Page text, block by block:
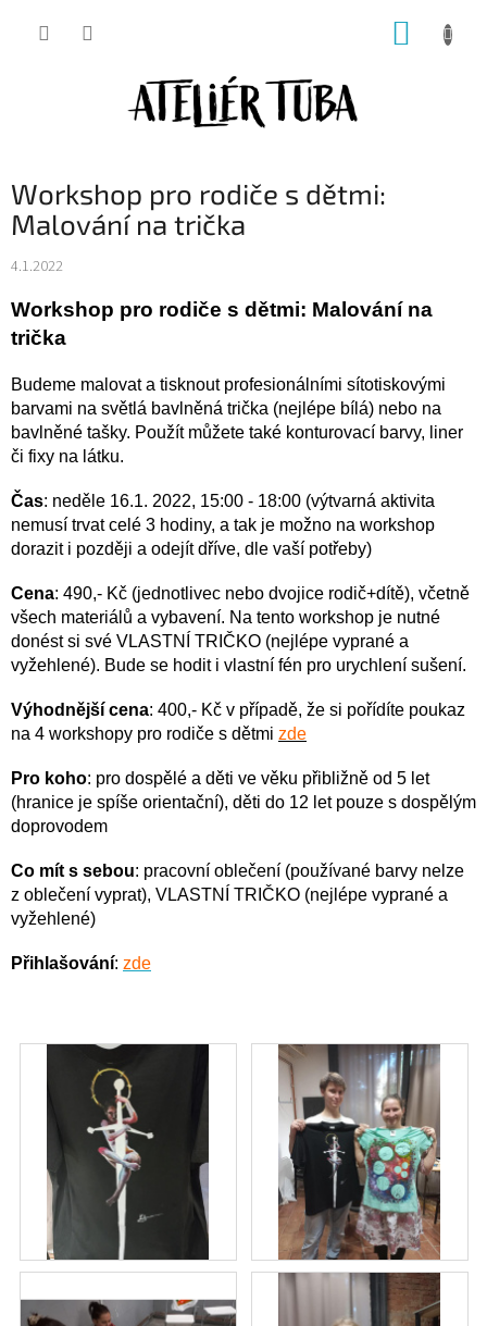
Workshop pro rodiče s dětmi:
Malování na trička
4.1.2022
Workshop pro rodiče s dětmi: Malování na
trička
Budeme malovat a tisknout profesionálními sítotiskovými
barvami na světlá bavlněná trička (nejlépe bílá) nebo na
bavlněné tašky. Použít můžete také konturovací barvy, liner
či fixy na látku.
Čas: neděle 16.1. 2022, 15:00 - 18:00 (výtvarná aktivita
nemusí trvat celé 3 hodiny, a tak je možno na workshop
dorazit i později a odejít dříve, dle vaší potřeby)
Cena: 490,- Kč (jednotlivec nebo dvojice rodič+dítě), včetně
všech materiálů a vybavení. Na tento workshop je nutné
donést si své VLASTNÍ TRIČKO (nejlépe vyprané a
vyžehlené). Bude se hodit i vlastní fén pro urychlení sušení.
Výhodnější cena: 400,- Kč v případě, že si pořídíte poukaz
na 4 workshopy pro rodiče s dětmi zde
Pro koho: pro dospělé a děti ve věku přibližně od 5 let
(hranice je spíše orientační), děti do 12 let pouze s dospělým
doprovodem
Co mít s sebou: pracovní oblečení (používané barvy nelze
z oblečení vyprat), VLASTNÍ TRIČKO (nejlépe vyprané a
vyžehlené)
Přihlašování: zde